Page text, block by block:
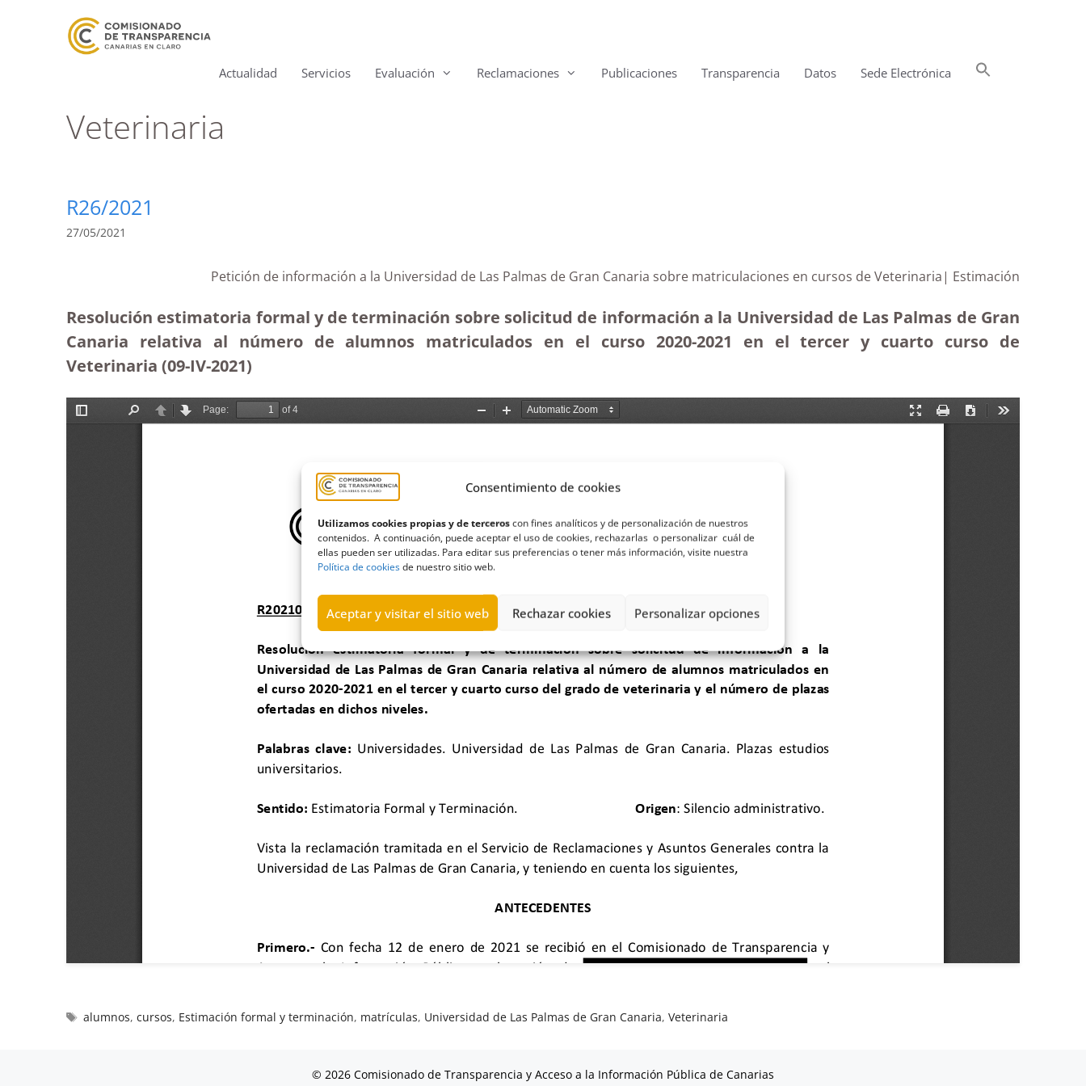
Consentimiento de cookies
Utilizamos cookies propias y de terceroscon fines analíticos y de personalización de nuestros
contenidos. A continuación, puede aceptar el uso de cookies, rechazarlas o personalizar cuál de
ellas pueden ser utilizadas. Para editar sus preferencias o tener más información, visite nuestra
Política de cookiesde nuestro sitio web.
Aceptar y visitar el sitio web Rechazar cookies Personalizar opciones
Actualidad Servicios Evaluación Reclamaciones Publicaciones Transparencia Datos Sede Electrónica
Veterinaria
R26/2021
27/05/2021
Petición de información a la Universidad de Las Palmas de Gran Canaria sobre matriculaciones en cursos de Veterinaria| Estimación
Resolución estimatoria formal y de terminación sobre solicitud de información a la Universidad de Las Palmas de Gran
Canaria relativa al número de alumnos matriculados en el curso 2020-2021 en el tercer y cuarto curso de
Veterinaria (09-IV-2021)
alumnos,cursos, Estimación formal y terminación, matrículas, Universidad de Las Palmas de Gran Canaria,Veterinaria
© 2026 Comisionado de Transparencia y Acceso a la Información Pública de Canarias